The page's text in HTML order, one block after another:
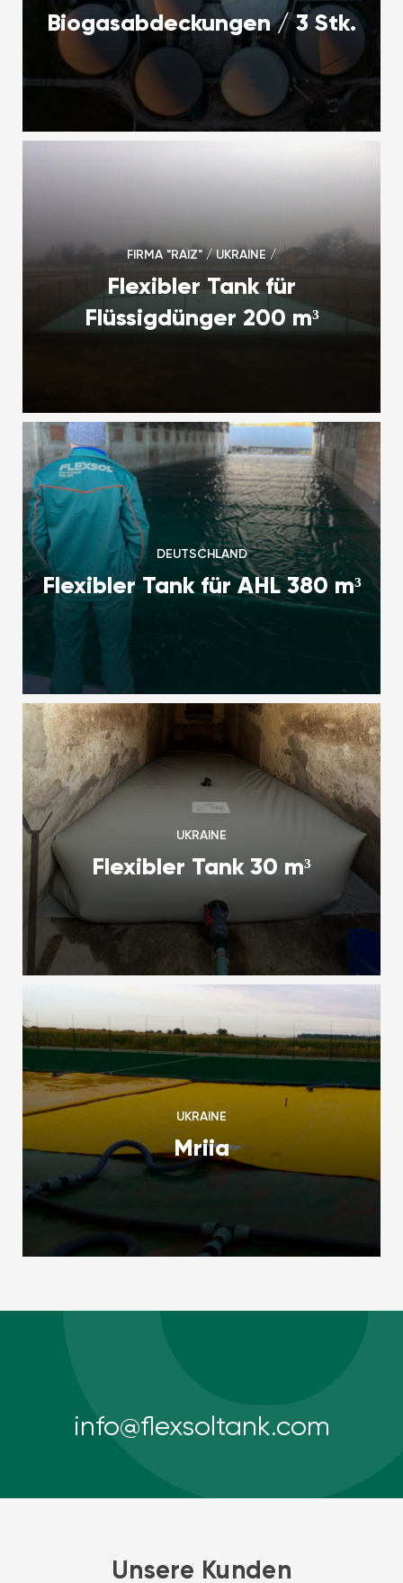
Biogasabdeckungen / 3 Stk.
FIRMA "RAIZ" / UKRAINE /
Flexibler Tank für
Flüssigdünger 200 m³
DEUTSCHLAND
Flexibler Tank für AHL 380 m³
UKRAINE
Flexibler Tank 30 m³
UKRAINE
Mriia
info@flexsoltank.com
Unsere Kunden